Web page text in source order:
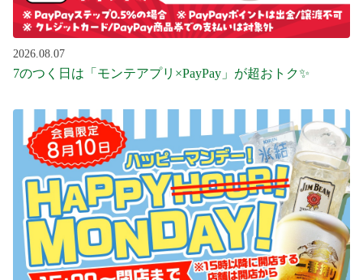
2026.08.07
7のつく日は「モンテアプリ×PayPay」が超おトク✨